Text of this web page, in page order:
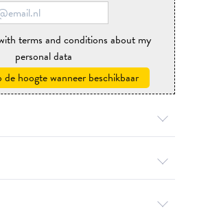
terms and conditions about my
personal data
hoogte wanneer beschikbaar